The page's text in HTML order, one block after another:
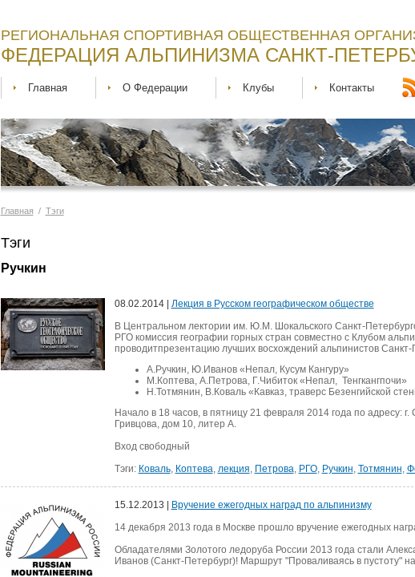
РЕГИОНАЛЬНАЯ СПОРТИВНАЯ ОБЩЕСТВЕННАЯ
ФЕДЕРАЦИЯ АЛЬПИНИЗМА САНКТ-
Главная О Федерации Клубы Контакты
Главная / Тэги
Тэги
Ручкин
08.02.2014 | Лекция в Русском географическом обществе
В Центральном лектории им. Ю.М. Шокальского Санкт-
РГО комиссия географии горных стран совместно с Клубом
проводитпрезентацию лучших восхождений альпинистов Санкт-
А.Ручкин, Ю.Иванов «Непал, Кусум Кангуру»
М.Коптева, А.Петрова, Г.Чибиток «Непал, Тенгкангпочи»
Н.Тотмянин, В.Коваль «Кавказ, траверс Безенгийской
Начало в 18 часов, в пятницу 21 февраля 2014 года по адресу: г.
Гривцова, дом 10, литер А.
Вход свободный
Тэги: Коваль, Коптева, лекция, Петрова, РГО, Ручкин, Тотмянин,
15.12.2013 |
Вручение ежегодных наград по альпинизму
14 декабря 2013 года в Москве прошло вручение ежегодных
Обладателями Золотого ледоруба России 2013 года стали
Иванов (Санкт-Петербург)! Маршрут "Проваливаясь в пустоту"